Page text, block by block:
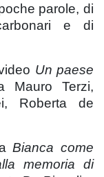
parole, di
e di
Un paese
Mauro Terzi,
Roberta de
Bianca come
memoria di